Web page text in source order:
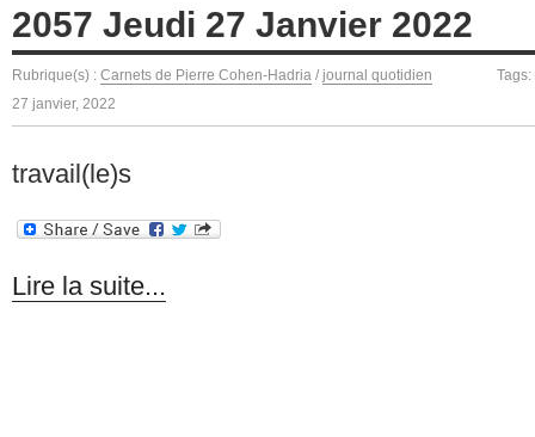
2057 Jeudi 27 Janvier 2022
Rubrique(s) : Carnets de Pierre Cohen-Hadria / journal quotidien
Tags:
27 janvier, 2022
travail(le)s
Lire la suite...